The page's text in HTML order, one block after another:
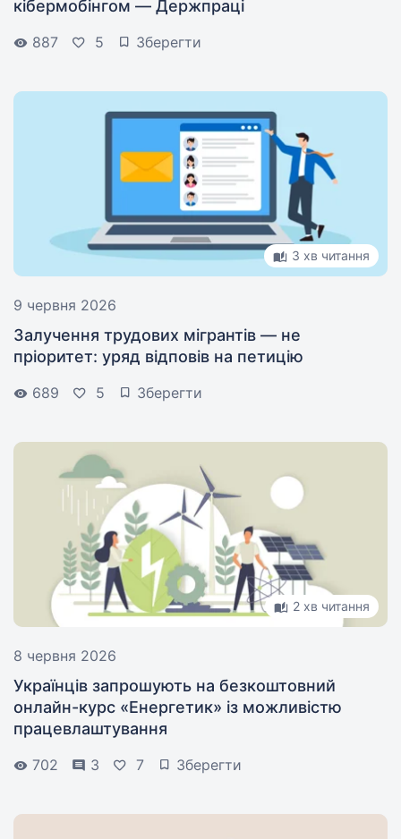
кібермобінгом — Держпраці
887 5 Зберегти
3 хв читання
9 червня 2026
Залучення трудових мігрантів — не
пріоритет: уряд відповів на петицію
689 5 Зберегти
2 хв читання
8 червня 2026
Українців запрошують на безкоштовний
онлайн-курс «Енергетик» із можливістю
працевлаштування
702 3 7 Зберегти